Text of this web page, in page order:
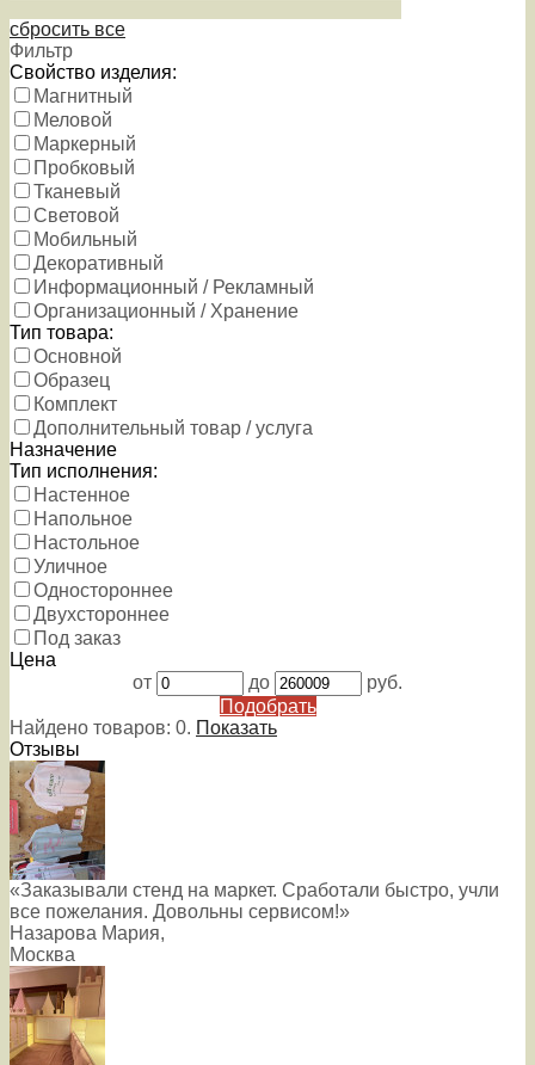
сбросить все
Фильтр
Свойство изделия:
Магнитный
Меловой
Маркерный
Пробковый
Тканевый
Световой
Мобильный
Декоративный
Информационный / Рекламный
Организационный / Хранение
Тип товара:
Основной
Образец
Комплект
Дополнительный товар / услуга
Назначение
Тип исполнения:
Настенное
Напольное
Настольное
Уличное
Одностороннее
Двухстороннее
Под заказ
Цена
от
до
руб.
Подобрать
Найдено товаров: 0. Показать
Отзывы
«Заказывали стенд на маркет. Сработали быстро, учли
все пожелания. Довольны сервисом!»
Назарова Мария,
Москва